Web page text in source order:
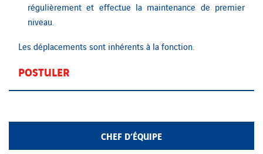
régulièrement et effectue la maintenance de premier
niveau.
Les déplacements sont inhérents à la fonction.
POSTULER
CHEF D’ÉQUIPE